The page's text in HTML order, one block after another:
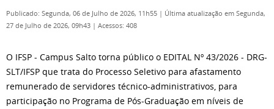
Publicado: Segunda, 06 de Julho de 2026, 11h55 | Última atualização em Segunda,
27 de Julho de 2026, 09h43 | Acessos: 408
O IFSP - Campus Salto torna público o EDITAL Nº 43/2026 - DRG-
SLT/IFSP que trata do Processo Seletivo para afastamento
remunerado de servidores técnico-administrativos, para
participação no Programa de Pós-Graduação em níveis de